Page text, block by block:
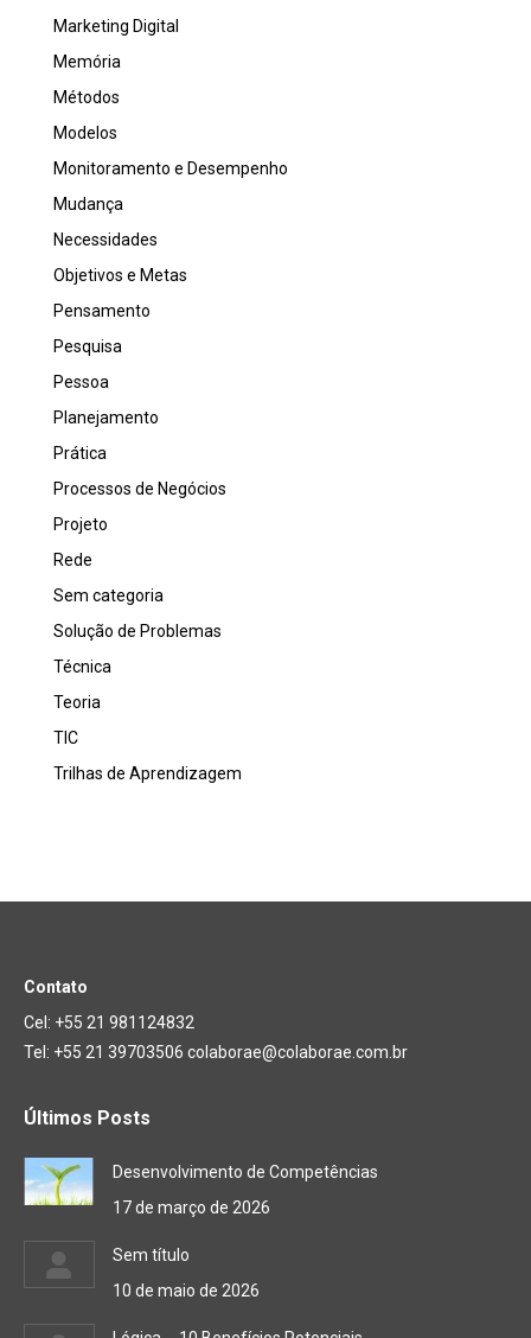
Marketing Digital
Memória
Métodos
Modelos
Monitoramento e Desempenho
Mudança
Necessidades
Objetivos e Metas
Pensamento
Pesquisa
Pessoa
Planejamento
Prática
Processos de Negócios
Projeto
Rede
Sem categoria
Solução de Problemas
Técnica
Teoria
TIC
Trilhas de Aprendizagem
Contato
Cel: +55 21 981124832
Tel: +55 21 39703506 colaborae@colaborae.com.br
Últimos Posts
Desenvolvimento de Competências
17 de março de 2026
Sem título
10 de maio de 2026